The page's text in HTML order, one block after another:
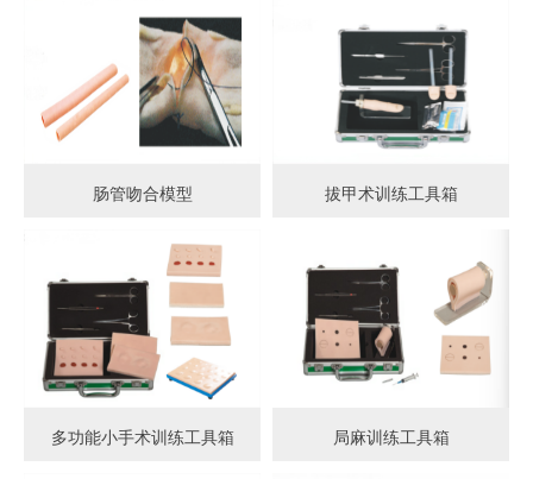
肠管吻合模型 拔甲术训练工具箱
多功能小手术训练工具箱 局麻训练工具箱